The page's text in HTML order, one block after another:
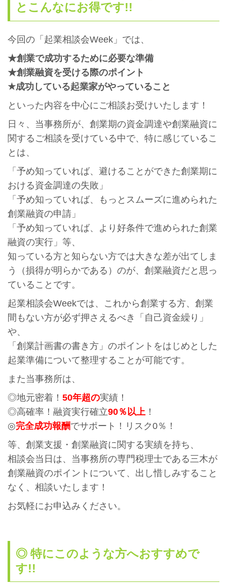
とこんなにお得です!!
今回の「起業相談会Week」では、
★創業で成功するために必要な準備
★創業融資を受ける際のポイント
★成功している起業家がやっていること
といった内容を中心にご相談お受けいたします！
日々、当事務所が、創業期の資金調達や創業融資に
関するご相談を受けている中で、特に感じているこ
とは、
「予め知っていれば、避けることができた創業期に
おける資金調達の失敗」
「予め知っていれば、もっとスムーズに進められた
創業融資の申請」
「予め知っていれば、より好条件で進められた創業
融資の実行」等、
知っている方と知らない方では大きな差が出てしま
う（損得が明らかである）のが、創業融資だと思っ
ていることです。
起業相談会Weekでは、これから創業する方、創業
間もない方が必ず押さえるべき「自己資金繰り」
や、
「創業計画書の書き方」のポイントをはじめとした
起業準備について整理することが可能です。
また当事務所は、
◎地元密着！ 50年超の実績！
◎高確率！融資実行確立90％以上 ！
◎完全成功報酬でサポート！リスク0％！
等、創業支援・創業融資に関する実績を持ち、
相談会当日は、当事務所の専門税理士である三木が
創業融資のポイントについて、出し惜しみすること
なく、相談いたします！
お気軽にお申込みください。
◎ 特にこのような方へおすすめで
す!!